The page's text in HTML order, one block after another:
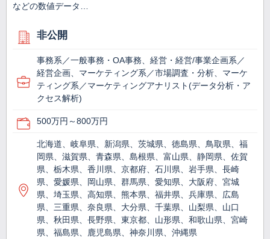
などの数値データ…
非公開
事務系／一般事務・OA事務、経営・経営/事業企画系／
経営企画、マーケティング系／市場調査・分析、マーケ
ティング系／マーケティングアナリスト(データ分析・ア
クセス解析)
500万円～800万円
北海道、岐阜県、新潟県、茨城県、徳島県、鳥取県、福
岡県、滋賀県、青森県、島根県、富山県、静岡県、佐賀
県、栃木県、香川県、京都府、石川県、岩手県、長崎
県、愛媛県、岡山県、群馬県、愛知県、大阪府、宮城
県、埼玉県、高知県、熊本県、福井県、兵庫県、広島
県、三重県、奈良県、大分県、千葉県、山梨県、山口
県、秋田県、長野県、東京都、山形県、和歌山県、宮崎
県、福島県、鹿児島県、神奈川県、沖縄県